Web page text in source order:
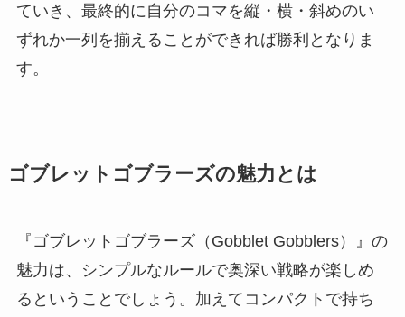
ていき、最終的に自分のコマを縦・横・斜めのい
ずれか一列を揃えることができれば勝利となりま
す。
ゴブレットゴブラーズの魅力とは
『ゴブレットゴブラーズ（Gobblet Gobblers）』の
魅力は、シンプルなルールで奥深い戦略が楽しめ
るということでしょう。加えてコンパクトで持ち